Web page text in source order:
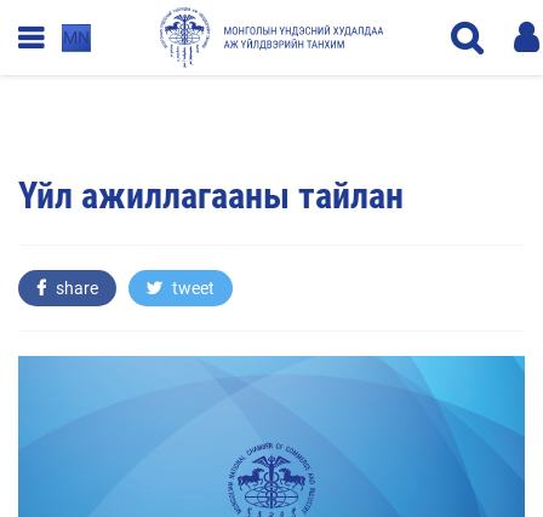
MN
Үйл ажиллагааны тайлан
share tweet